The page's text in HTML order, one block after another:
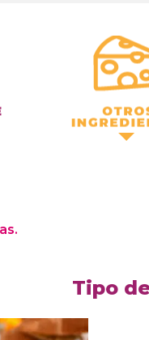
Otros
Tipo